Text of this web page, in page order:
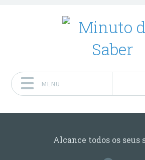
MENU
Alcance todos os seus